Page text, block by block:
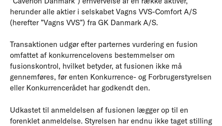
herunder alle aktier i selskabet Vagns VVS-Comfort A/S
(herefter ”Vagns VVS”) fra GK Danmark A/S.
Transaktionen udgør efter parternes vurdering en fusion
omfattet af konkurrencelovens bestemmelser om
fusionskontrol, hvilket betyder, at fusionen ikke må
gennemføres, før enten Konkurrence- og Forbrugerstyrelsen
eller Konkurrencerådet har godkendt den.
Udkastet til anmeldelsen af fusionen lægger op til en
forenklet anmeldelse. Styrelsen har endnu ikke taget stilling